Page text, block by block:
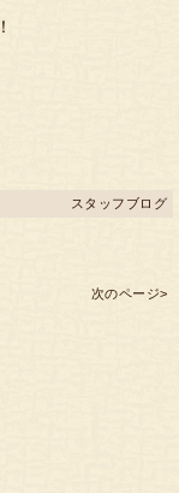
スタッフブログ
次のページ>